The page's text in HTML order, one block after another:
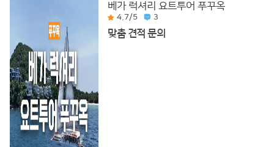
베가 럭셔리 요트투어 푸꾸옥
4.7/5 3
맞춤 견적 문의